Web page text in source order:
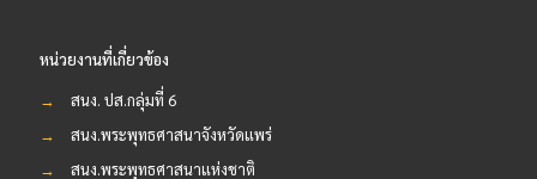
หน่วยงานที่เกี่ยวข้อง
→
สนง. ปส.กลุ่มที่ 6
→
สนง.พระพุทธศาสนาจังหวัดแพร่
→
สนง.พระพุทธศาสนาแห่งชาติ